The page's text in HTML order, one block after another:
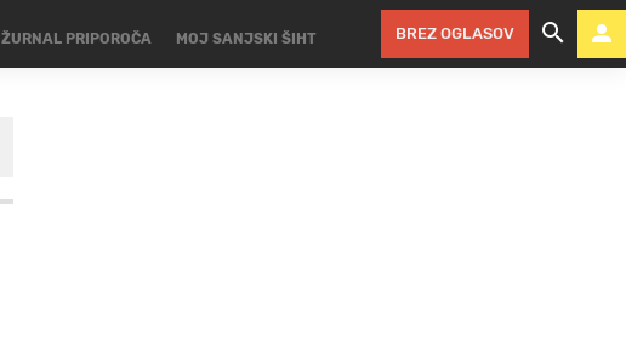
ŽURNAL PRIPOROČA MOJ SANJSKI ŠIHT BREZ OGLASOV